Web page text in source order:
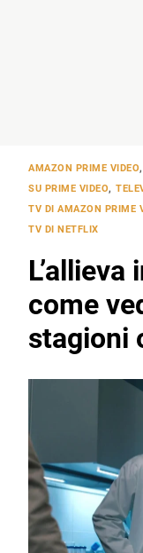
AMAZON PRIME VIDEO,
SU PRIME VIDEO,
TV DI AMAZON PRIME
TV DI NETFLIX
come
stagioni